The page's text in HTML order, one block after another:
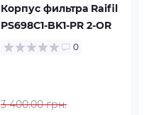
Корпус фильтра Raifil
PS698C1-BK1-PR 2-OR
0
3 400.00 грн.